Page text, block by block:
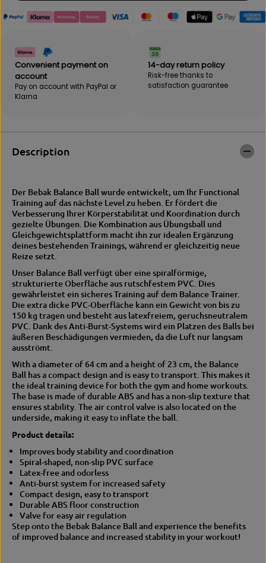
f
B
E
B
A
K
l
n
a
l
B
l
a
c
k
y
f
E
A
a
a
B
a
l
l
B
l
c
k
Convenient payment on
account
Pay on account with PayPal or
Klarna
14-day return policy
Risk-free thanks to
satisfaction guarantee
Description
Der Bebak Balance Ball wurde entwickelt, um Ihr Functional
Training auf das nächste Level zu heben. Er fördert die
Verbesserung Ihrer Körperstabilität und Koordination durch
gezielte Übungen. Die Kombination aus Übungsball und
Gleichgewichtsplattform macht ihn zur idealen Ergänzung
deines bestehenden Trainings, während er gleichzeitig neue
Reize setzt.
Unser Balance Ball verfügt über eine spiralförmige,
strukturierte Oberfläche aus rutschfestem PVC. Dies
gewährleistet ein sicheres Training auf dem Balance Trainer.
Die extra dicke PVC-Oberfläche kann ein Gewicht von bis zu
150 kg tragen und besteht aus latexfreiem, geruchsneutralem
PVC. Dank des Anti-Burst-Systems wird ein Platzen des Balls bei
äußeren Beschädigungen vermieden, da die Luft nur langsam
ausströmt.
With a diameter of 64 cm and a height of 23 cm, the Balance
Ball has a compact design and is easy to transport. This makes it
the ideal training device for both the gym and home workouts.
The base is made of durable ABS and has a non-slip texture that
ensures stability. The air control valve is also located on the
underside, making it easy to inflate the ball.
Product details:
Improves body stability and coordination
Spiral-shaped, non-slip PVC surface
Latex-free and odorless
Anti-burst system for increased safety
Compact design, easy to transport
Durable ABS floor construction
Valve for easy air regulation
Step onto the Bebak Balance Ball and experience the benefits
of improved balance and increased stability in your workout!